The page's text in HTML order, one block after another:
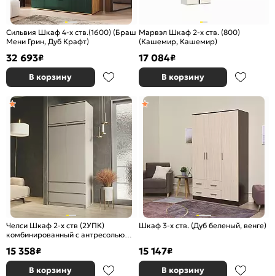
Сильвия Шкаф 4-х ств.(1600) (Браш
Мени Грин, Дуб Крафт)
32 693₽
В корзину
Марвэл Шкаф 2-х ств. (800)
(Кашемир, Кашемир)
17 084₽
В корзину
Челси Шкаф 2-х ств (2УПК)
комбинированный с антресолью
15 358₽
В корзину
Шкаф 3-х ств. (Дуб беленый, венге)
15 147₽
В корзину